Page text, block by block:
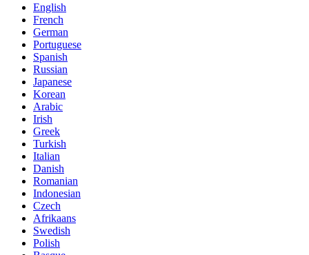
English
French
German
Portuguese
Spanish
Russian
Japanese
Korean
Arabic
Irish
Greek
Turkish
Italian
Danish
Romanian
Indonesian
Czech
Afrikaans
Swedish
Polish